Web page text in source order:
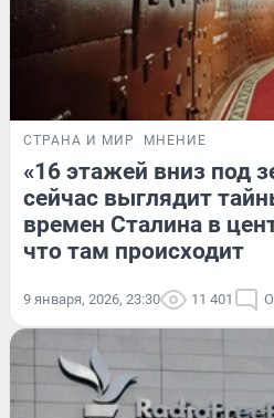
СТРАНА И МИР МНЕНИЕ
«16 этажей вниз под
сейчас выглядит
времен Сталина в
что там происходит
9 января, 2026, 23:30 11 401